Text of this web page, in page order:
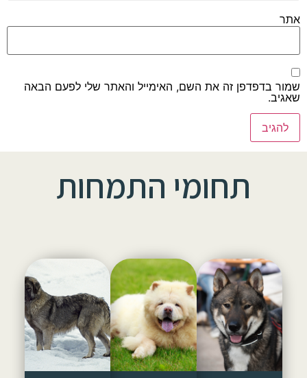
אתר
שמור בדפדפן זה את השם, האימייל והאתר שלי לפעם הבאה
שאגיב.
תחומי התמחות